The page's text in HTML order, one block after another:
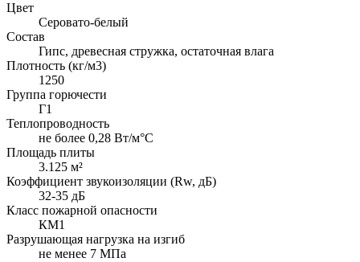
Цвет
Серовато-белый
Состав
Гипс, древесная стружка, остаточная влага
Плотность (кг/м3)
1250
Группа горючести
Г1
Теплопроводность
не более 0,28 Вт/м°С
Площадь плиты
3.125 м²
Коэффициент звукоизоляции (Rw, дБ)
32-35 дБ
Класс пожарной опасности
КМ1
Разрушающая нагрузка на изгиб
не менее 7 МПа